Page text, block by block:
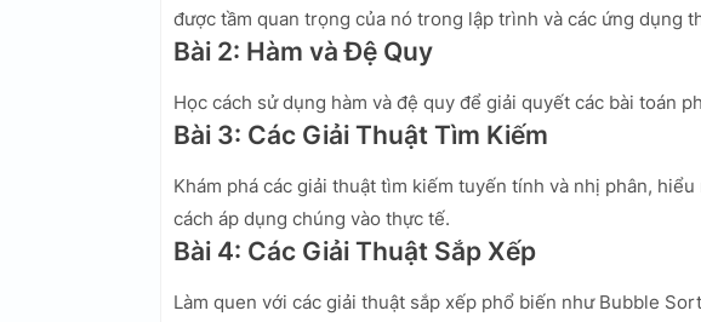
được tầm quan trọng của nó trong lập trình và các ứng dụng
Bài 2: Hàm và Đệ Quy
Học cách sử dụng hàm và đệ quy để giải quyết các bài toán
Bài 3: Các Giải Thuật Tìm Kiếm
Khám phá các giải thuật tìm kiếm tuyến tính và nhị phân,
cách áp dụng chúng vào thực tế.
Bài 4: Các Giải Thuật Sắp Xếp
Làm quen với các giải thuật sắp xếp phổ biến như Bubble